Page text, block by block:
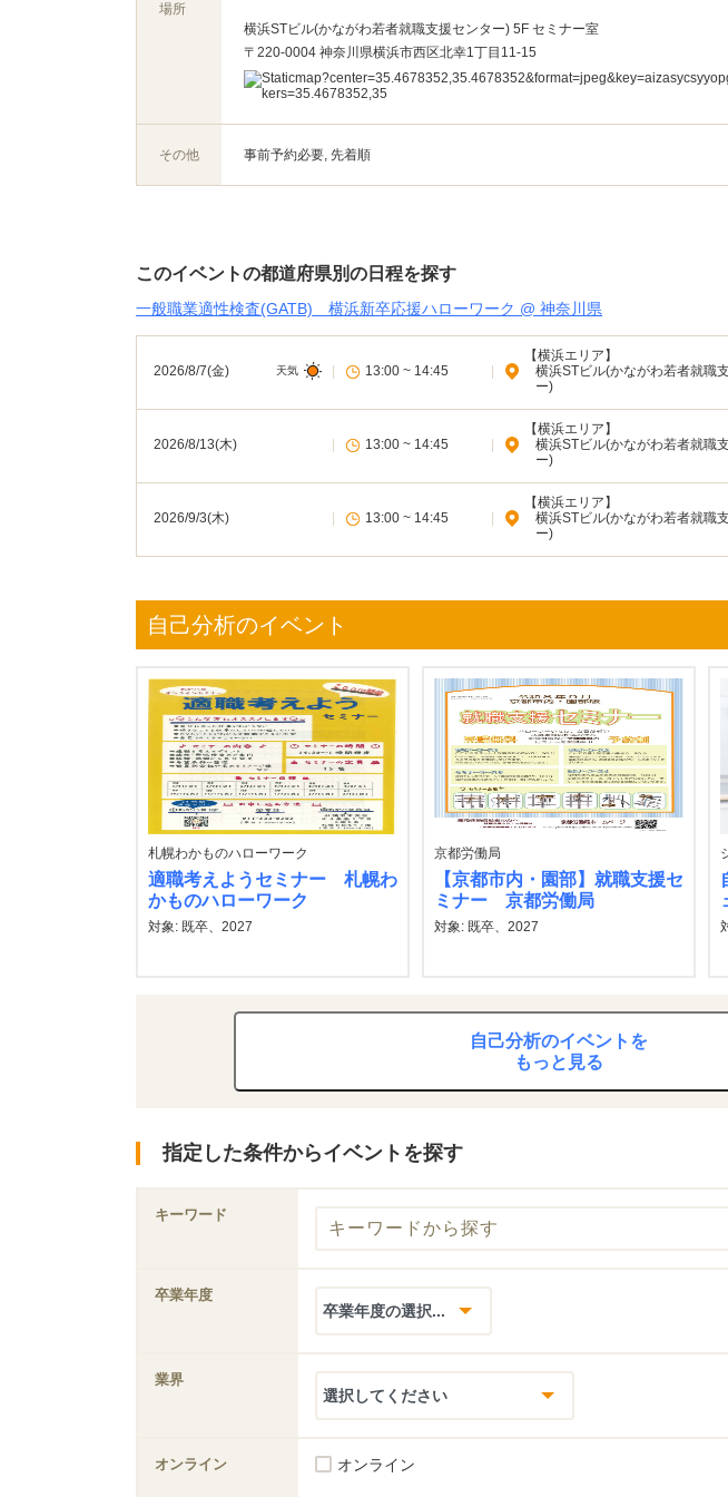
場所
横浜STビル(かながわ若者就職支援センター) 5F セミナー室
〒220-0004 神奈川県横浜市西区北幸1丁目11-15
その他 事前予約必要, 先着順
このイベントの都道府県別の日程を探す
一般職業適性検査(GATB) 横浜新卒応援ハローワーク @ 神奈川県
2026/8/7(金) 天気 13:00 ~ 14:45
【横浜エリア】
横浜STビル(かながわ若者就職
ー)
2026/8/13(木) 13:00 ~ 14:45
【横浜エリア】
横浜STビル(かながわ若者就職
ー)
2026/9/3(木) 13:00 ~ 14:45
【横浜エリア】
横浜STビル(かながわ若者就職
ー)
自己分析のイベント
札幌わかものハローワーク
適職考えようセミナー 札幌わ
かものハローワーク
対象: 既卒、2027
京都労働局
【京都市内・園部】就職支援セ
ミナー 京都労働局
対象: 既卒、2027
自己分析のイベントを
もっと見る
指定した条件からイベントを探す
キーワード
卒業年度
業界
オンライン オンライン